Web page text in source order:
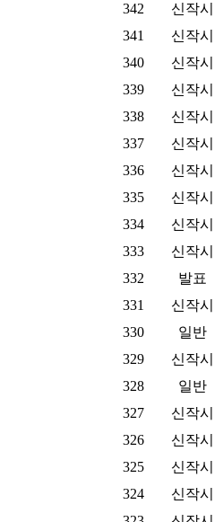
342
신작시
341
신작시
340
신작시
339
신작시
338
신작시
337
신작시
336
신작시
335
신작시
334
신작시
333
신작시
332
발표
331
신작시
330
일반
329
신작시
328
일반
327
신작시
326
신작시
325
신작시
324
신작시